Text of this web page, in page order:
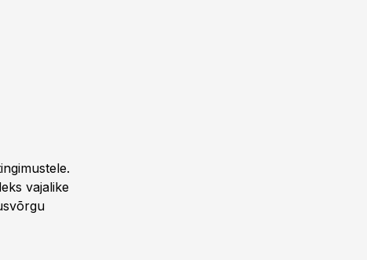
vajalike